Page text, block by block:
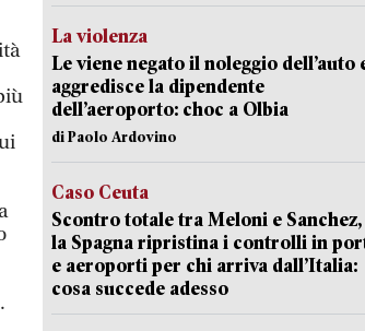
La violenza
Le viene negato il noleggio dell’auto
aggredisce la dipendente
dell’aeroporto: choc a Olbia
di Paolo Ardovino
Caso Ceuta
Scontro totale tra Meloni e Sanchez,
la Spagna ripristina i controlli in
e aeroporti per chi arriva dall’Italia:
cosa succede adesso